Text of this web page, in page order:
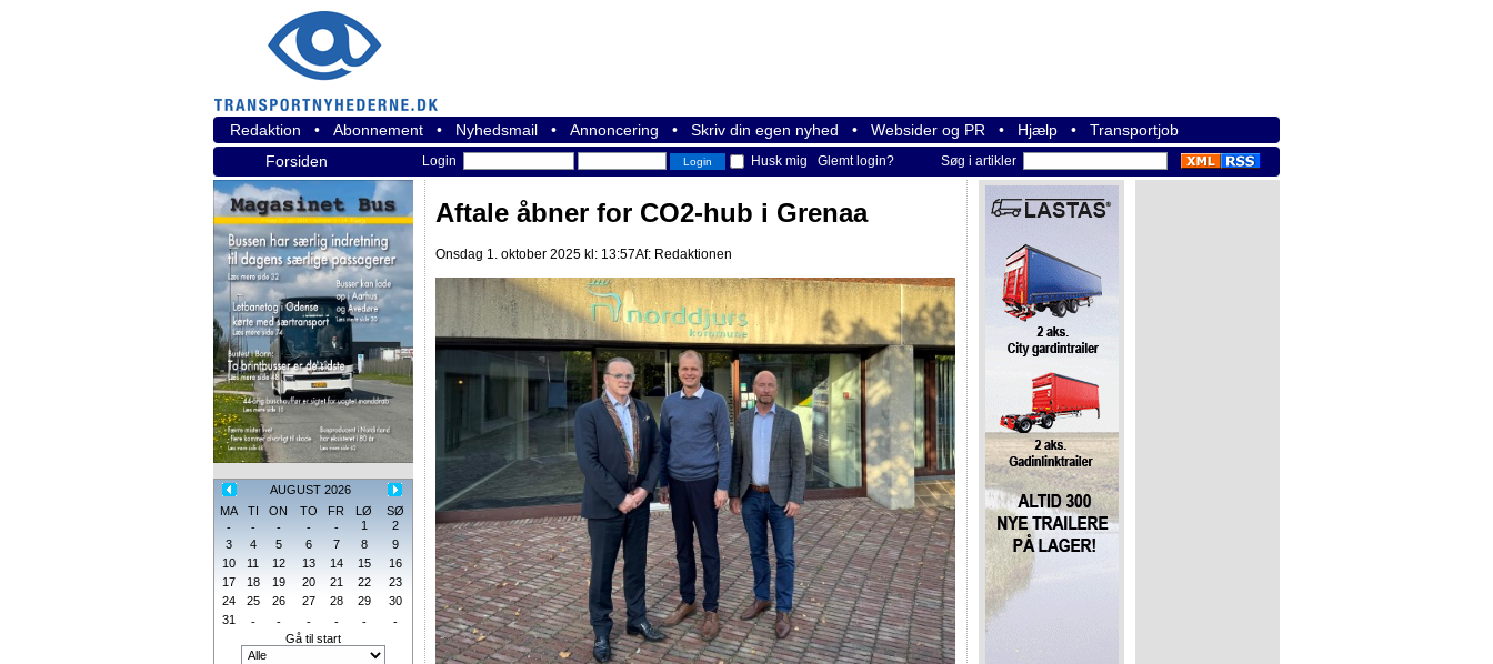
Redaktion • Abonnement • Nyhedsmail • Annoncering • Skriv din egen nyhed • Websider og PR • Hjælp • Transportjob
Forsiden
Login Husk mig Glemt login? Søg i artikler
AUGUST 2026
MA
TI ON TO FR LØ
SØ
-
- - - - 1
2
3
4 5 6 7 8
9
10
11 12 13 14 15
16
17
18 19 20 21 22
23
24
25 26 27 28 29
30
31
- - - - -
-
Gå til start
Aftale åbner for CO2-hub i Grenaa
Onsdag 1. oktober 2025 kl: 13:57Af: Redaktionen